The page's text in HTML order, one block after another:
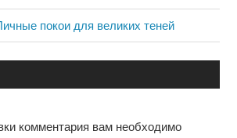
покои для великих теней
комментария вам необходимо